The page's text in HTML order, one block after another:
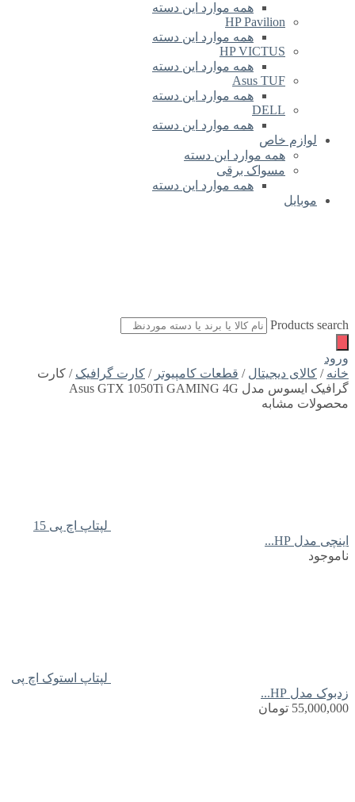
همه موارد این دسته
HP Pavilion
همه موارد این دسته
HP VICTUS
همه موارد این دسته
Asus TUF
همه موارد این دسته
DELL
همه موارد این دسته
لوازم خاص
همه موارد این دسته
مسواک برقی
همه موارد این دسته
موبایل
Products search
ورود
خانه / کالای دیجیتال / قطعات کامپیوتر / کارت گرافیک / کارت
گرافیک ایسوس مدل Asus GTX 1050Ti GAMING 4G
محصولات مشابه
لپتاپ اچ پی 15
اینچی مدل HP...
ناموجود
لپتاپ استوک اچ پی
زدبوک مدل HP...
55,000,000 تومان